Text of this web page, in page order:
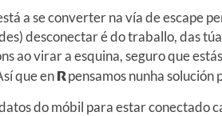
a se converter na vía de escape
desconectar é do traballo, das
ao virar a esquina, seguro que
que enRpensamos nunha solución
do móbil para estar conectado